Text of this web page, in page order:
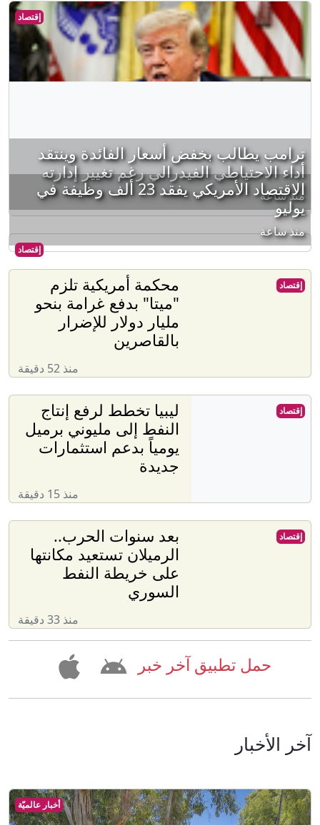
إقتصاد
ترامب يطالب بخفض أسعار الفائدة وينتقد
أداء الاحتياطي الفيدرالي رغم تغيير إدارته
منذ ساعة
إقتصاد
الاقتصاد الأمريكي يفقد 23 ألف وظيفة في
يوليو
منذ ساعة
محكمة أمريكية تلزم
"ميتا" بدفع غرامة بنحو
مليار دولار للإضرار
بالقاصرين
منذ 52 دقيقة
إقتصاد
ليبيا تخطط لرفع إنتاج
النفط إلى مليوني برميل
يومياً بدعم استثمارات
جديدة
منذ 15 دقيقة
إقتصاد
بعد سنوات الحرب..
الرميلان تستعيد مكانتها
على خريطة النفط
السوري
منذ 33 دقيقة
إقتصاد
حمل تطبيق آخر خبر
آخر الأخبار
أخبار عالميّة